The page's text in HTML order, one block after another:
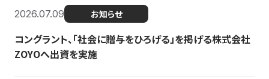
2026.07.09 お知らせ
コングラント、「社会に贈与をひろげる」を掲げる株式会社
ZOYOへ出資を実施